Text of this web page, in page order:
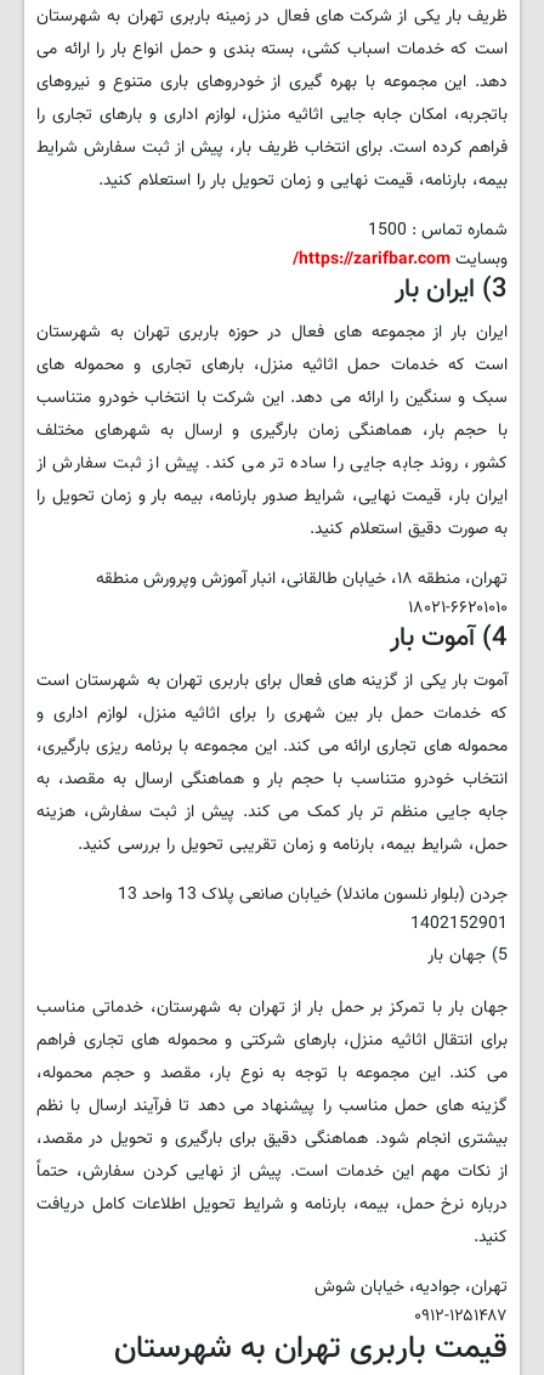
ظریف بار یکی از شرکت های فعال در زمینه باربری تهران به شهرستان
است که خدمات اسباب کشی، بسته بندی و حمل انواع بار را ارائه می
دهد. این مجموعه با بهره گیری از خودروهای باری متنوع و نیروهای
باتجربه، امکان جابه جایی اثاثیه منزل، لوازم اداری و بارهای تجاری را
فراهم کرده است. برای انتخاب ظریف بار، پیش از ثبت سفارش شرایط
بیمه، بارنامه، قیمت نهایی و زمان تحویل بار را استعلام کنید.
شماره تماس : 1500
وبسایتhttps://zarifbar.com/
3) ایران بار
ایران بار از مجموعه های فعال در حوزه باربری تهران به شهرستان
است که خدمات حمل اثاثیه منزل، بارهای تجاری و محموله های
سبک و سنگین را ارائه می دهد. این شرکت با انتخاب خودرو متناسب
با حجم بار، هماهنگی زمان بارگیری و ارسال به شهرهای مختلف
کشور، روند جابه جایی را ساده تر می کند. پیش از ثبت سفارش از
ایران بار، قیمت نهایی، شرایط صدور بارنامه، بیمه بار و زمان تحویل را
به صورت دقیق استعلام کنید.
تهران، منطقه ۱۸، خیابان طالقانی، انبار آموزش وپرورش منطقه
۱۸۰۲۱-۶۶۲۰۱۰۱۰
4) آموت بار
آموت بار یکی از گزینه های فعال برای باربری تهران به شهرستان است
که خدمات حمل بار بین شهری را برای اثاثیه منزل، لوازم اداری و
محموله های تجاری ارائه می کند. این مجموعه با برنامه ریزی بارگیری،
انتخاب خودرو متناسب با حجم بار و هماهنگی ارسال به مقصد، به
جابه جایی منظم تر بار کمک می کند. پیش از ثبت سفارش، هزینه
حمل، شرایط بیمه، بارنامه و زمان تقریبی تحویل را بررسی کنید.
جردن (بلوار نلسون ماندلا) خیابان صانعی پلاک 13 واحد 13
1402152901
5) جهان بار
جهان بار با تمرکز بر حمل بار از تهران به شهرستان، خدماتی مناسب
برای انتقال اثاثیه منزل، بارهای شرکتی و محموله های تجاری فراهم
می کند. این مجموعه با توجه به نوع بار، مقصد و حجم محموله،
گزینه های حمل مناسب را پیشنهاد می دهد تا فرآیند ارسال با نظم
بیشتری انجام شود. هماهنگی دقیق برای بارگیری و تحویل در مقصد،
از نکات مهم این خدمات است. پیش از نهایی کردن سفارش، حتماً
درباره نرخ حمل، بیمه، بارنامه و شرایط تحویل اطلاعات کامل دریافت
کنید.
تهران، جوادیه، خیابان شوش
۰۹۱۲-۱۲۵۱۴۸۷
قیمت باربری تهران به شهرستان